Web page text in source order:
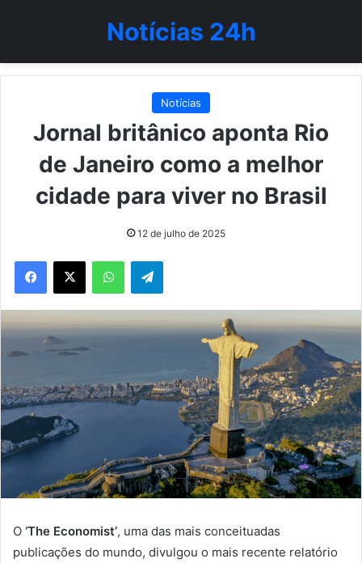
Notícias 24h
Notícias
Jornal britânico aponta Rio
de Janeiro como a melhor
cidade para viver no Brasil
12 de julho de 2025
WhatsAppTelegram
O ‘The Economist’, uma das mais conceituadas
publicações do mundo, divulgou o mais recente relatório